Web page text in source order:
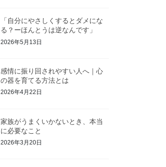
「自分にやさしくするとダメにな
る？ーほんとうは逆なんです」
2026年5月13日
感情に振り回されやすい人へ｜心
の器を育てる方法とは
2026年4月22日
家族がうまくいかないとき、本当
に必要なこと
2026年3月20日